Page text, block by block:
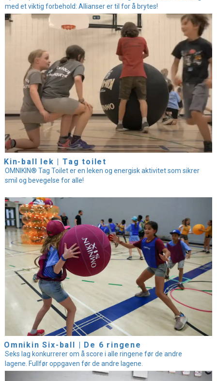
med et viktig forbehold: Allianser er til for å brytes!
Kin-ball lek | Tag toilet
OMNIKIN® Tag Toilet er en leken og energisk aktivitet som sikrer
smil og bevegelse for alle!
Omnikin Six-ball | De 6 ringene
Seks lag konkurrerer om å score i alle ringene før de andre
lagene. Fullfør oppgaven før de andre lagene.